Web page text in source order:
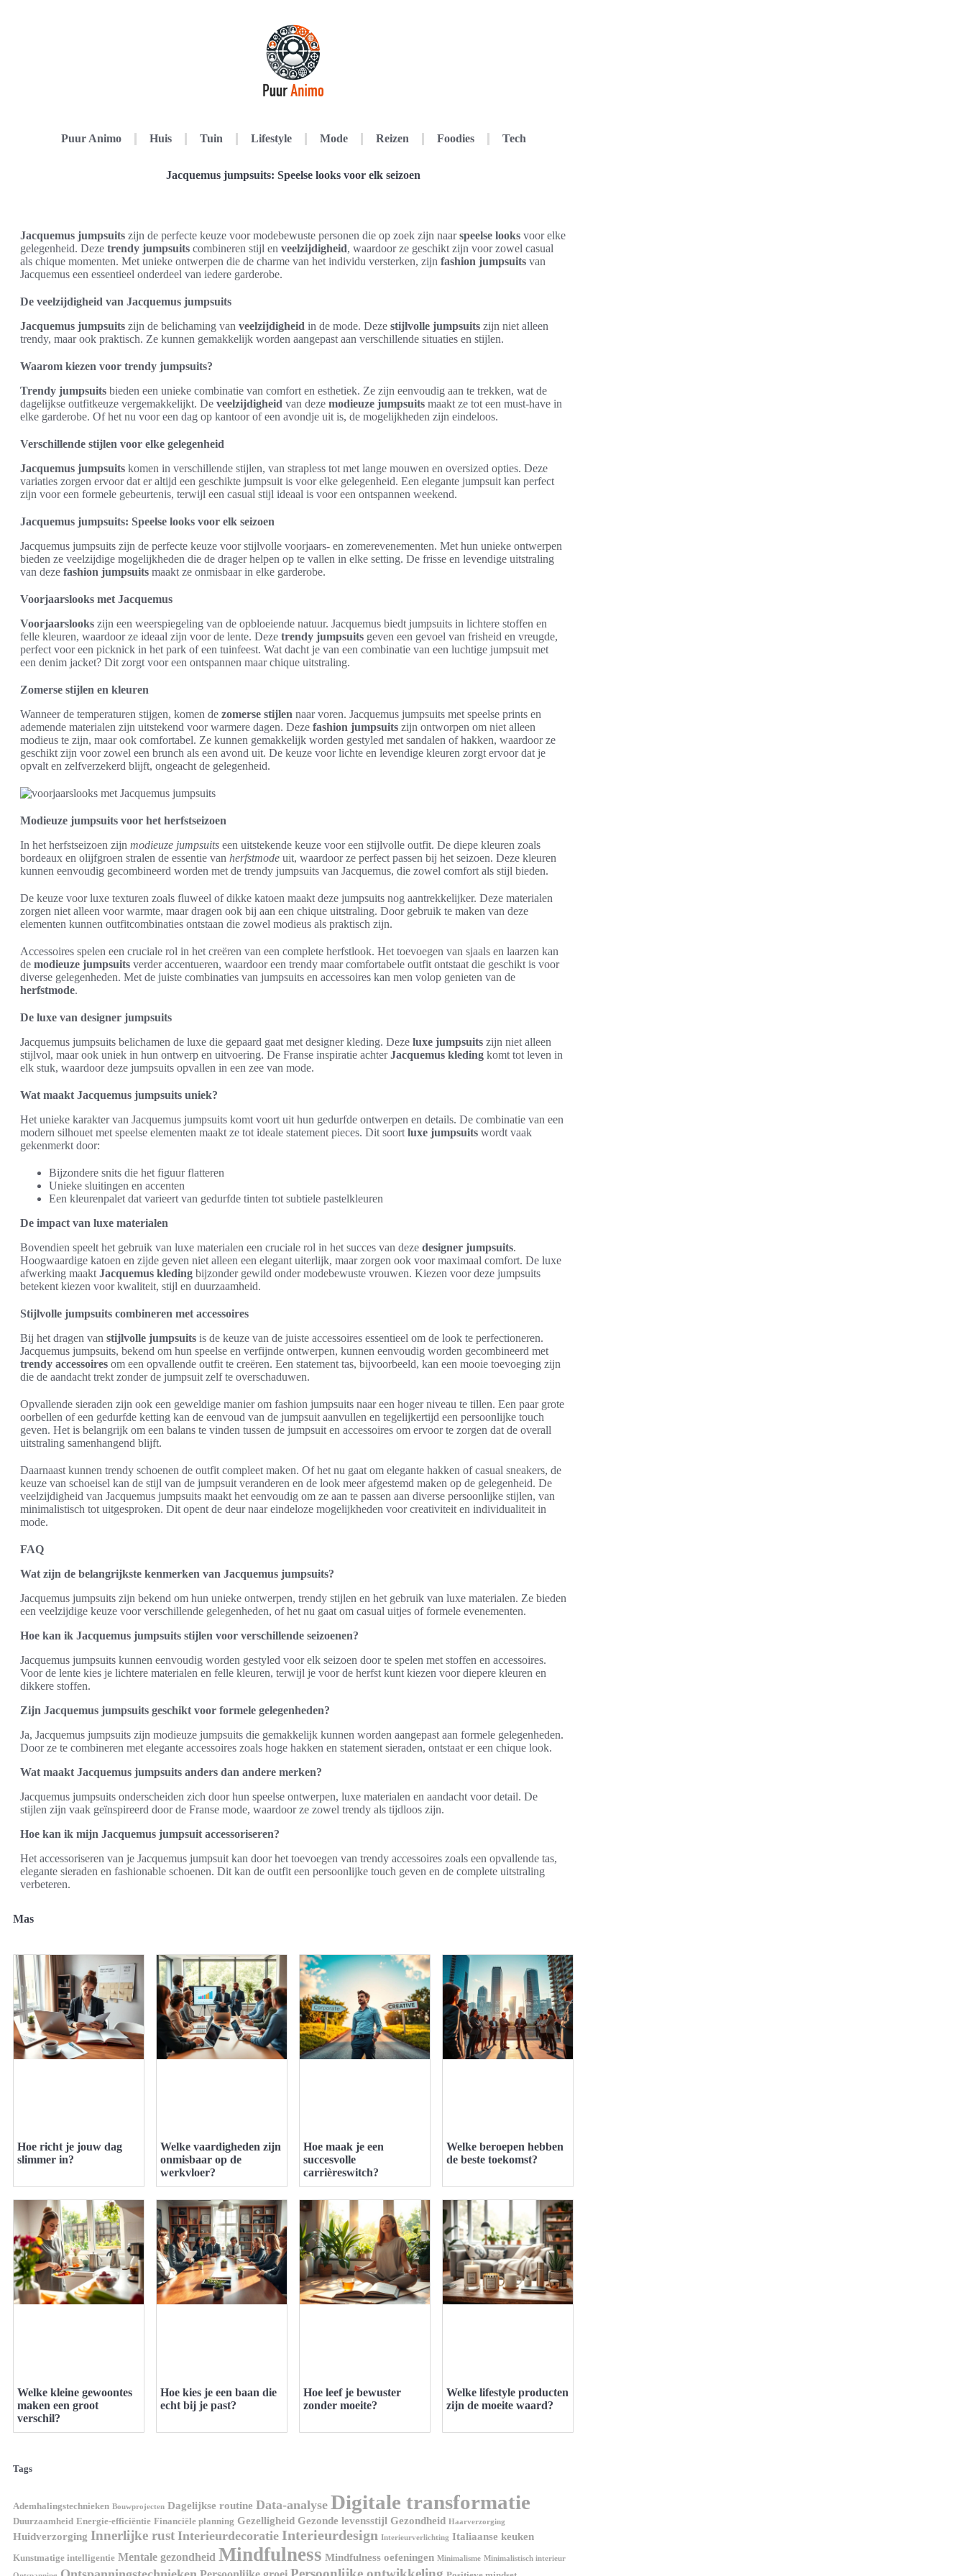
Puur Animo Huis Tuin Lifestyle Mode Reizen Foodies Tech
Jacquemus jumpsuits: Speelse looks voor elk seizoen
Jacquemus jumpsuits zijn de perfecte keuze voor modebewuste personen die op zoek zijn naarspeelse looks voor elke
gelegenheid. Deze trendy jumpsuits combineren stijl en veelzijdigheid, waardoor ze geschikt zijn voor zowel casual
als chique momenten. Met unieke ontwerpen die de charme van het individu versterken, zijn fashion jumpsuits van
Jacquemus een essentieel onderdeel van iedere garderobe.
De veelzijdigheid van Jacquemus jumpsuits
Jacquemus jumpsuits zijn de belichaming van veelzijdigheid in de mode. Deze stijlvolle jumpsuits zijn niet alleen
trendy, maar ook praktisch. Ze kunnen gemakkelijk worden aangepast aan verschillende situaties en stijlen.
Waarom kiezen voor trendy jumpsuits?
Trendy jumpsuits bieden een unieke combinatie van comfort en esthetiek. Ze zijn eenvoudig aan te trekken, wat de
dagelijkse outfitkeuze vergemakkelijkt. De veelzijdigheid van deze modieuze jumpsuits maakt ze tot een must-have in
elke garderobe. Of het nu voor een dag op kantoor of een avondje uit is, de mogelijkheden zijn eindeloos.
Verschillende stijlen voor elke gelegenheid
Jacquemus jumpsuits komen in verschillende stijlen, van strapless tot met lange mouwen en oversized opties. Deze
variaties zorgen ervoor dat er altijd een geschikte jumpsuit is voor elke gelegenheid. Een elegante jumpsuit kan perfect
zijn voor een formele gebeurtenis, terwijl een casual stijl ideaal is voor een ontspannen weekend.
Jacquemus jumpsuits: Speelse looks voor elk seizoen
Jacquemus jumpsuits zijn de perfecte keuze voor stijlvolle voorjaars- en zomerevenementen. Met hun unieke ontwerpen
bieden ze veelzijdige mogelijkheden die de drager helpen op te vallen in elke setting. De frisse en levendige uitstraling
van deze fashion jumpsuits maakt ze onmisbaar in elke garderobe.
Voorjaarslooks met Jacquemus
Voorjaarslooks zijn een weerspiegeling van de opbloeiende natuur. Jacquemus biedt jumpsuits in lichtere stoffen en
felle kleuren, waardoor ze ideaal zijn voor de lente. Deze trendy jumpsuits geven een gevoel van frisheid en vreugde,
perfect voor een picknick in het park of een tuinfeest. Wat dacht je van een combinatie van een luchtige jumpsuit met
een denim jacket? Dit zorgt voor een ontspannen maar chique uitstraling.
Zomerse stijlen en kleuren
Wanneer de temperaturen stijgen, komen de zomerse stijlen naar voren. Jacquemus jumpsuits met speelse prints en
ademende materialen zijn uitstekend voor warmere dagen. Deze fashion jumpsuits zijn ontworpen om niet alleen
modieus te zijn, maar ook comfortabel. Ze kunnen gemakkelijk worden gestyled met sandalen of hakken, waardoor ze
geschikt zijn voor zowel een brunch als een avond uit. De keuze voor lichte en levendige kleuren zorgt ervoor dat je
opvalt en zelfverzekerd blijft, ongeacht de gelegenheid.
Modieuze jumpsuits voor het herfstseizoen
In het herfstseizoen zijn modieuze jumpsuits een uitstekende keuze voor een stijlvolle outfit. De diepe kleuren zoals
bordeaux en olijfgroen stralen de essentie van herfstmode uit, waardoor ze perfect passen bij het seizoen. Deze kleuren
kunnen eenvoudig gecombineerd worden met de trendy jumpsuits van Jacquemus, die zowel comfort als stijl bieden.
De keuze voor luxe texturen zoals fluweel of dikke katoen maakt deze jumpsuits nog aantrekkelijker. Deze materialen
zorgen niet alleen voor warmte, maar dragen ook bij aan een chique uitstraling. Door gebruik te maken van deze
elementen kunnen outfitcombinaties ontstaan die zowel modieus als praktisch zijn.
Accessoires spelen een cruciale rol in het creëren van een complete herfstlook. Het toevoegen van sjaals en laarzen kan
de modieuze jumpsuits verder accentueren, waardoor een trendy maar comfortabele outfit ontstaat die geschikt is voor
diverse gelegenheden. Met de juiste combinaties van jumpsuits en accessoires kan men volop genieten van de
herfstmode.
De luxe van designer jumpsuits
Jacquemus jumpsuits belichamen de luxe die gepaard gaat met designer kleding. Deze luxe jumpsuits zijn niet alleen
stijlvol, maar ook uniek in hun ontwerp en uitvoering. De Franse inspiratie achterJacquemus kleding komt tot leven in
elk stuk, waardoor deze jumpsuits opvallen in een zee van mode.
Wat maakt Jacquemus jumpsuits uniek?
Het unieke karakter van Jacquemus jumpsuits komt voort uit hun gedurfde ontwerpen en details. De combinatie van een
modern silhouet met speelse elementen maakt ze tot ideale statement pieces. Dit soort luxe jumpsuits wordt vaak
gekenmerkt door:
Bijzondere snits die het figuur flatteren
Unieke sluitingen en accenten
Een kleurenpalet dat varieert van gedurfde tinten tot subtiele pastelkleuren
De impact van luxe materialen
Bovendien speelt het gebruik van luxe materialen een cruciale rol in het succes van deze designer jumpsuits.
Hoogwaardige katoen en zijde geven niet alleen een elegant uiterlijk, maar zorgen ook voor maximaal comfort. De luxe
afwerking maakt Jacquemus kleding bijzonder gewild onder modebewuste vrouwen. Kiezen voor deze jumpsuits
betekent kiezen voor kwaliteit, stijl en duurzaamheid.
Stijlvolle jumpsuits combineren met accessoires
Bij het dragen van stijlvolle jumpsuits is de keuze van de juiste accessoires essentieel om de look te perfectioneren.
Jacquemus jumpsuits, bekend om hun speelse en verfijnde ontwerpen, kunnen eenvoudig worden gecombineerd met
trendy accessoires om een opvallende outfit te creëren. Een statement tas, bijvoorbeeld, kan een mooie toevoeging zijn
die de aandacht trekt zonder de jumpsuit zelf te overschaduwen.
Opvallende sieraden zijn ook een geweldige manier om fashion jumpsuits naar een hoger niveau te tillen. Een paar grote
oorbellen of een gedurfde ketting kan de eenvoud van de jumpsuit aanvullen en tegelijkertijd een persoonlijke touch
geven. Het is belangrijk om een balans te vinden tussen de jumpsuit en accessoires om ervoor te zorgen dat de overall
uitstraling samenhangend blijft.
Daarnaast kunnen trendy schoenen de outfit compleet maken. Of het nu gaat om elegante hakken of casual sneakers, de
keuze van schoeisel kan de stijl van de jumpsuit veranderen en de look meer afgestemd maken op de gelegenheid. De
veelzijdigheid van Jacquemus jumpsuits maakt het eenvoudig om ze aan te passen aan diverse persoonlijke stijlen, van
minimalistisch tot uitgesproken. Dit opent de deur naar eindeloze mogelijkheden voor creativiteit en individualiteit in
mode.
FAQ
Wat zijn de belangrijkste kenmerken van Jacquemus jumpsuits?
Jacquemus jumpsuits zijn bekend om hun unieke ontwerpen, trendy stijlen en het gebruik van luxe materialen. Ze bieden
een veelzijdige keuze voor verschillende gelegenheden, of het nu gaat om casual uitjes of formele evenementen.
Hoe kan ik Jacquemus jumpsuits stijlen voor verschillende seizoenen?
Jacquemus jumpsuits kunnen eenvoudig worden gestyled voor elk seizoen door te spelen met stoffen en accessoires.
Voor de lente kies je lichtere materialen en felle kleuren, terwijl je voor de herfst kunt kiezen voor diepere kleuren en
dikkere stoffen.
Zijn Jacquemus jumpsuits geschikt voor formele gelegenheden?
Ja, Jacquemus jumpsuits zijn modieuze jumpsuits die gemakkelijk kunnen worden aangepast aan formele gelegenheden.
Door ze te combineren met elegante accessoires zoals hoge hakken en statement sieraden, ontstaat er een chique look.
Wat maakt Jacquemus jumpsuits anders dan andere merken?
Jacquemus jumpsuits onderscheiden zich door hun speelse ontwerpen, luxe materialen en aandacht voor detail. De
stijlen zijn vaak geïnspireerd door de Franse mode, waardoor ze zowel trendy als tijdloos zijn.
Hoe kan ik mijn Jacquemus jumpsuit accessoriseren?
Het accessoriseren van je Jacquemus jumpsuit kan door het toevoegen van trendy accessoires zoals een opvallende tas,
elegante sieraden en fashionable schoenen. Dit kan de outfit een persoonlijke touch geven en de complete uitstraling
verbeteren.
Mas
Hoe richt je jouw dag
slimmer in?
Welke vaardigheden zijn
onmisbaar op de
werkvloer?
Hoe maak je een
succesvolle
carrièreswitch?
Welke beroepen hebben
de beste toekomst?
Welke kleine gewoontes
maken een groot
verschil?
Hoe kies je een baan die
echt bij je past?
Hoe leef je bewuster
zonder moeite?
Welke lifestyle producten
zijn de moeite waard?
Tags
Ademhalingstechnieken Bouwprojecten Dagelijkse routine Data-analyse Digitale transformatie
Duurzaamheid Energie-efficiëntie Financiële planning Gezelligheid Gezonde levensstijl Gezondheid Haarverzorging
Huidverzorging Innerlijke rust Interieurdecoratie Interieurdesign Interieurverlichting Italiaanse keuken
Kunstmatige intelligentie Mentale gezondheid Mindfulness Mindfulness oefeningen Minimalisme Minimalistisch interieur